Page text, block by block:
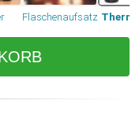
Flaschenaufsatz